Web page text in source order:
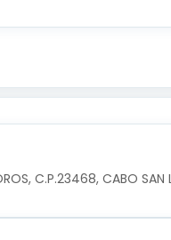
C.P.23468, CABO SAN